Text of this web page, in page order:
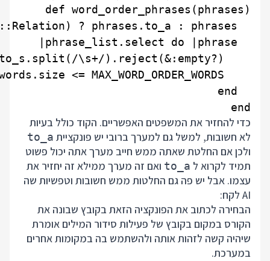
end
כדי להחזיר את המשפטים האפשריים. הקוד כולל בעיות
לא חשובות, למשל גם למערך ברובי יש פונקציית to_a
ולכן אם החלטת שאתה ממש חייב מערך אתה יכול פשוט
תמיד לקרוא ל to_a ואם זה מערך ממילא זה יחזיר את
עצמו. אבל יש פה גם החלטות ממש חשובות וטפשיות שה
AI לקח:
הבחירה לכתוב את הפונקציה הזאת בקובץ שבונה את
הקורס במקום בקובץ של פעילות סידור המילים אומרת
שיהיה קשה לזהות אותה ולהשתמש בה במקומות אחרים
במערכת.